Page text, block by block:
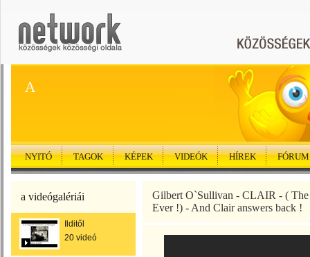
A
NYITÓ TAGOK KÉPEK VIDEÓK HÍREK FÓRUM
a videógalériái
Ilditől
20 videó
Gilbert O`Sullivan - CLAIR - ( The
Ever !) - And Clair answers back !